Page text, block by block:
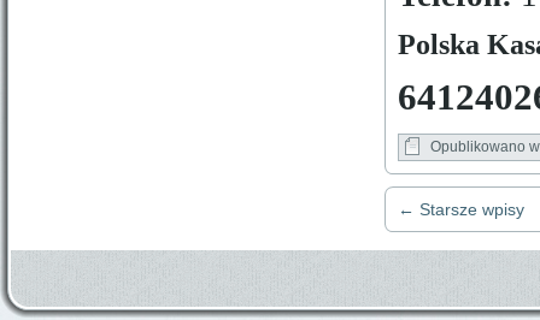
Polska
Opublikowano w
← Starsze wpisy